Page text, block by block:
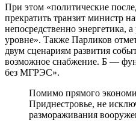
При этом «политические
прекратить транзит министр
непосредственно энергетика,
уровне». Также Парликов
двум сценариям развития
возможное снабжение. Б —
без МГРЭС».
Помимо прямого
Приднестровье, не
размораживания